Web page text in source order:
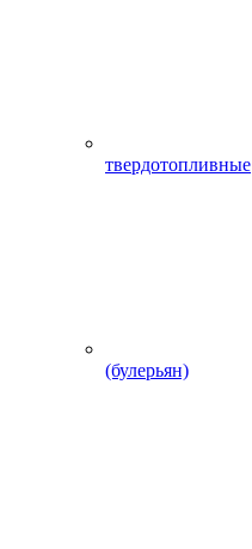
твердотопливные
(булерьян)